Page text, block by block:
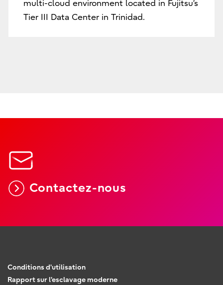
multi-cloud environment located in Fujitsu’s
Tier III Data Center in Trinidad.
Contactez-nous
Conditions d'utilisation
Rapport sur l'esclavage moderne